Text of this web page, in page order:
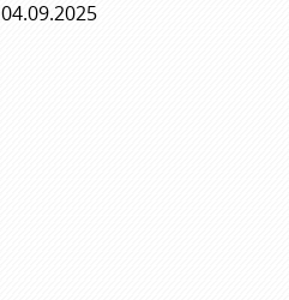
04.09.2025